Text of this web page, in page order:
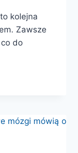
kolejna
Zawsze
do